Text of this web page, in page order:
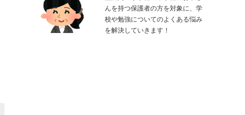
んを持つ保護者の方を対象に、学
校や勉強についてのよくある悩み
を解決していきます！